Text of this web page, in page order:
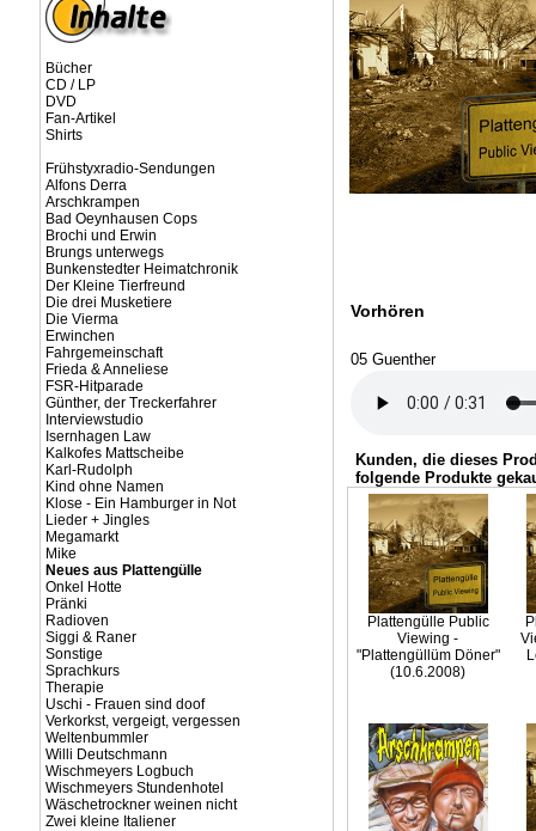
Bücher
CD / LP
DVD
Fan-Artikel
Shirts
Frühstyxradio-Sendungen
Alfons Derra
Arschkrampen
Bad Oeynhausen Cops
Brochi und Erwin
Brungs unterwegs
Bunkenstedter Heimatchronik
Der Kleine Tierfreund
Die drei Musketiere
Die Vierma
Erwinchen
Fahrgemeinschaft
Frieda & Anneliese
FSR-Hitparade
Günther, der Treckerfahrer
Interviewstudio
Isernhagen Law
Kalkofes Mattscheibe
Karl-Rudolph
Kind ohne Namen
Klose - Ein Hamburger in Not
Lieder + Jingles
Megamarkt
Mike
Neues aus Plattengülle
Onkel Hotte
Pränki
Radioven
Siggi & Raner
Sonstige
Sprachkurs
Therapie
Uschi - Frauen sind doof
Verkorkst, vergeigt, vergessen
Weltenbummler
Willi Deutschmann
Wischmeyers Logbuch
Wischmeyers Stundenhotel
Wäschetrockner weinen nicht
Zwei kleine Italiener
Vorhören
05 Guenther
Kunden, die dieses
folgende Produkte
Plattengülle Public
Viewing -
"Plattengüllüm Döner"
(10.6.2008)